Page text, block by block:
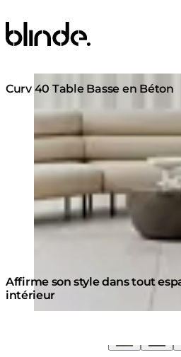
Blinde Design
À propos
Assistance
Curv 40 Table Basse en Béton
Affirme son style dans tout
intérieur